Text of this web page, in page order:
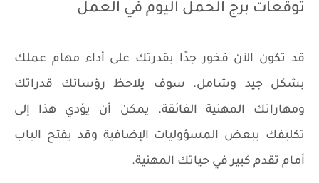
توقعات برج الحمل اليوم في العمل
قد تكون الآن فخور جدًا بقدرتك على أداء مهام عملك
بشكل جيد وشامل. سوف يلاحظ رؤسائك قدراتك
ومهاراتك المهنية الفائقة. يمكن أن يؤدي هذا إلى
تكليفك ببعض المسؤوليات الإضافية وقد يفتح الباب
أمام تقدم كبير في حياتك المهنية.